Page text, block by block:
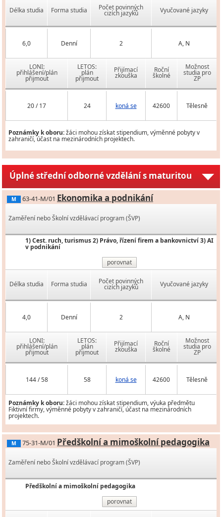
Délka studia Forma studia Počet povinných
cizích jazyků Vyučované jazyky
6,0 Denní 2 A, N
LONI:
přihlášení/plán
přijmout
LETOS:
plán
přijmout
Přijímací
zkouška
Roční
školné
Možnost
studia pro
ZP
20 / 17 24 koná se 42600 Tělesně
Poznámky k oboru:žáci mohou získat stipendium, výměnné pobyty v
zahraničí, účast na mezinárodních projektech.
Úplné střední odborné vzdělání s maturitou
M 63-41-M/01 Ekonomika a podnikání
Zaměření nebo Školní vzdělávací program (ŠVP)
1) Cest. ruch, turismus 2) Právo, řízení firem a bankovnictví 3) AI
v podnikání
porovnat
Délka studia Forma studia Počet povinných
cizích jazyků Vyučované jazyky
4,0 Denní 2 A, N
LONI:
přihlášení/plán
přijmout
LETOS:
plán
přijmout
Přijímací
zkouška
Roční
školné
Možnost
studia pro
ZP
144 / 58 58 koná se 42600 Tělesně
Poznámky k oboru:žáci mohou získat stipendium, výuka předmětu
Fiktivní firmy, výměnné pobyty v zahraničí, účast na mezinárodních
projektech.
M 75-31-M/01 Předškolní a mimoškolní pedagogika
Zaměření nebo Školní vzdělávací program (ŠVP)
Předškolní a mimoškolní pedagogika
porovnat